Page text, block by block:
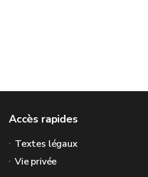
Accès rapides
Textes légaux
Vie privée